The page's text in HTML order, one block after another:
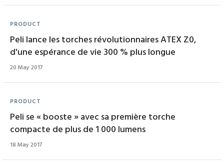
PRODUCT
Peli lance les torches révolutionnaires ATEX Z0,
d'une espérance de vie 300 % plus longue
20 May 2017
PRODUCT
Peli se « booste » avec sa première torche
compacte de plus de 1 000 lumens
18 May 2017